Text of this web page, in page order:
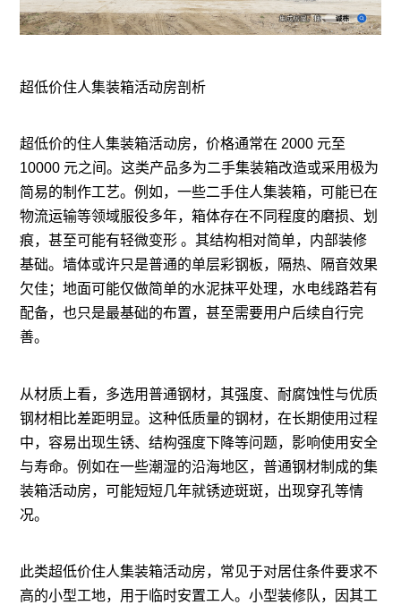
超低价住人集装箱活动房剖析
超低价的住人集装箱活动房，价格通常在 2000 元至
10000 元之间。这类产品多为二手集装箱改造或采用极为
简易的制作工艺。例如，一些二手住人集装箱，可能已在
物流运输等领域服役多年，箱体存在不同程度的磨损、划
痕，甚至可能有轻微变形 。其结构相对简单，内部装修
基础。墙体或许只是普通的单层彩钢板，隔热、隔音效果
欠佳；地面可能仅做简单的水泥抹平处理，水电线路若有
配备，也只是最基础的布置，甚至需要用户后续自行完
善。
从材质上看，多选用普通钢材，其强度、耐腐蚀性与优质
钢材相比差距明显。这种低质量的钢材，在长期使用过程
中，容易出现生锈、结构强度下降等问题，影响使用安全
与寿命。例如在一些潮湿的沿海地区，普通钢材制成的集
装箱活动房，可能短短几年就锈迹斑斑，出现穿孔等情
况。
此类超低价住人集装箱活动房，常见于对居住条件要求不
高的小型工地，用于临时安置工人。小型装修队，因其工